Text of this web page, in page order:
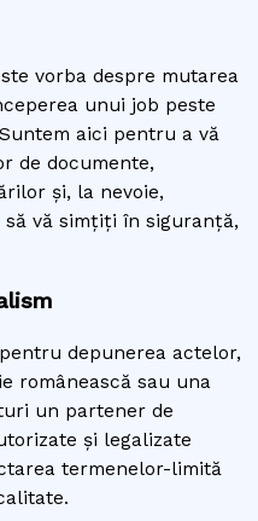
vorba despre mutarea
unui job peste
aici pentru a vă
de documente,
și, la nevoie,
vă simțiți în siguranță,
depunerea actelor,
românească sau una
un partener de
și legalizate
termenelor-limită